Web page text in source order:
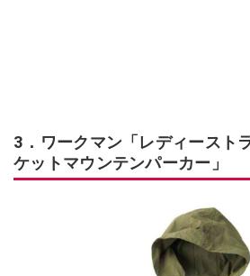
3．ワークマン「レディースト
ケットマウンテンパーカー」